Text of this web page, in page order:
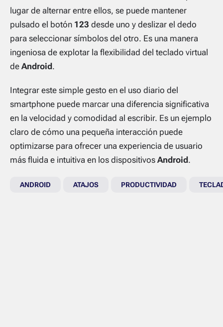
lugar de alternar entre ellos, se puede mantener
pulsado el botón 123 desde uno y deslizar el dedo
para seleccionar símbolos del otro. Es una manera
ingeniosa de explotar la flexibilidad del teclado virtual
de Android.
Integrar este simple gesto en el uso diario del
smartphone puede marcar una diferencia significativa
en la velocidad y comodidad al escribir. Es un ejemplo
claro de cómo una pequeña interacción puede
optimizarse para ofrecer una experiencia de usuario
más fluida e intuitiva en los dispositivos Android.
ANDROID ATAJOS PRODUCTIVIDAD